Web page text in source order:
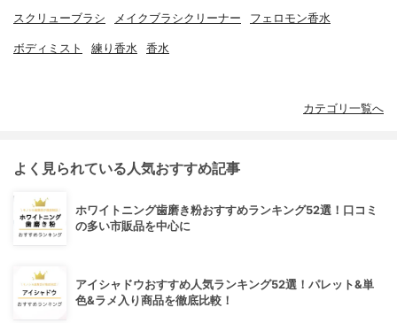
スクリューブラシ メイクブラシクリーナー フェロモン香水
ボディミスト 練り香水 香水
カテゴリ一覧へ
よく見られている人気おすすめ記事
ホワイトニング歯磨き粉おすすめランキング52選！口コミ
の多い市販品を中心に
アイシャドウおすすめ人気ランキング52選！パレット&単
色&ラメ入り商品を徹底比較！